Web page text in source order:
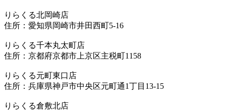
りらくる北岡崎店
住所：愛知県岡崎市井田西町5-16
りらくる千本丸太町店
住所：京都府京都市上京区主税町1158
りらくる元町東口店
住所：兵庫県神戸市中央区元町通1丁目13-15
りらくる倉敷北店